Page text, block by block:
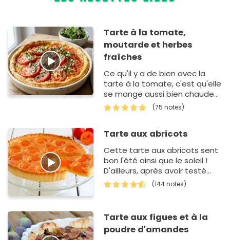
Tarte à la tomate,
moutarde et herbes
fraîches
Ce qu'il y a de bien avec la
tarte à la tomate, c'est qu'elle
se mange aussi bien chaude
que froide. Pour cette recette,
vous avez le choix entre
(75 notes)
Tarte aux abricots
Cette tarte aux abricots sent
bon l'été ainsi que le soleil !
D'ailleurs, après avoir testé
notre recette de tarte aux
abricots, vo…
(144 notes)
Tarte aux figues et à la
poudre d'amandes